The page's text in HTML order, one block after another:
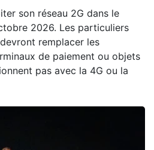
son réseau 2G dans le
2026. Les particuliers
remplacer les
de paiement ou objets
pas avec la 4G ou la